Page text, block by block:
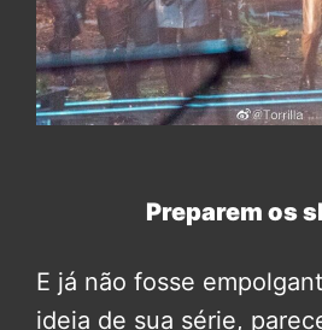
Preparem os
E já não fosse
ideia de sua série,